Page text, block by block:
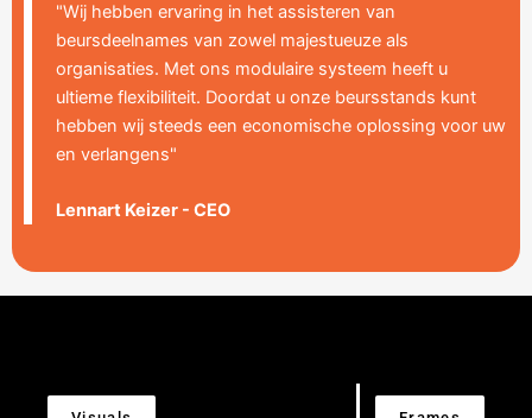
"Wij hebben ervaring in het assisteren van
beursdeelnames van zowel majestueuze als
organisaties. Met ons modulaire systeem heeft u
ultieme flexibiliteit. Doordat u onze beursstands kunt
hebben wij steeds een economische oplossing voor uw
en verlangens"
Lennart Keizer - CEO